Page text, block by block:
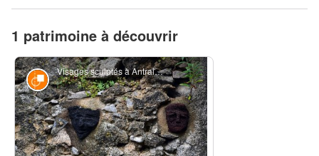
1 patrimoine à découvrir
Visages sculptés à Antraigues-sur-Volane - PNR Monts d'Ardèche
Œuvre d'art contemporain